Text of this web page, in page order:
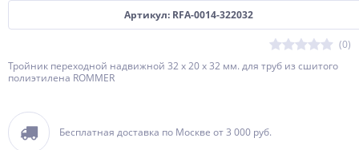
Артикул: RFA-0014-322032
(0)
Тройник переходной надвижной 32 x 20 x 32 мм. для труб из сшитого
полиэтилена ROMMER
Бесплатная доставка по Москве от 3 000 руб.